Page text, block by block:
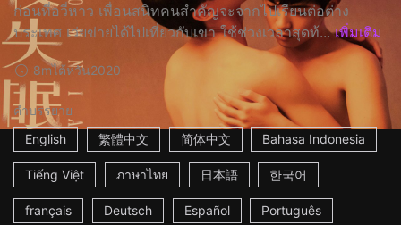
ก่อนที่อวี่หาว เพื่อนสนิทคนสำคัญจะจากไปเรียนต่อต่าง
ประเทศ เว่ยข่ายได้ไปเที่ยวกับเขา ใช้ช่วงเวลาสุดท้... เพิ่มเติม
8mไต้หวัน2020
คำบรรยาย
English
繁體中文 简体中文 Bahasa Indonesia
Tiếng Việt ภาษาไทย 日本語 한국어
français Deutsch Español Português